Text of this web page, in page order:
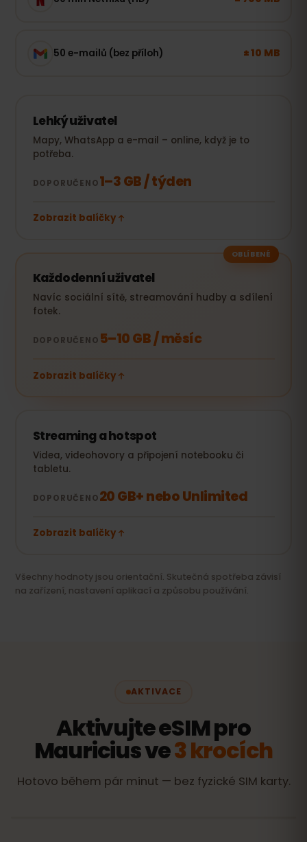
50 e-mailů (bez příloh) ± 10 MB
Lehký uživatel
Mapy, WhatsApp a e-mail – online, když je to
potřeba.
DOPORUČENO1–3 GB / týden
Zobrazit balíčky
OBLÍBENÉ
Každodenní uživatel
Navíc sociální sítě, streamování hudby a sdílení
fotek.
DOPORUČENO 5–10 GB / měsíc
Zobrazit balíčky
Streaming a hotspot
Videa, videohovory a připojení notebooku či
tabletu.
DOPORUČENO20 GB+ nebo Unlimited
Zobrazit balíčky
Všechny hodnoty jsou orientační. Skutečná spotřeba závisí
na zařízení, nastavení aplikací a způsobu používání.
AKTIVACE
Aktivujte eSIM pro
Mauricius ve3 krocích
Hotovo během pár minut — bez fyzické SIM karty.